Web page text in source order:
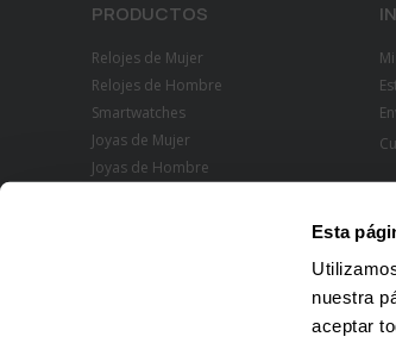
Esta
nuestra
aceptar
PRODUCTOS
Relojes de Mujer
Relojes de Hombre
Smartwatches
Joyas de Mujer
Joyas de Hombre